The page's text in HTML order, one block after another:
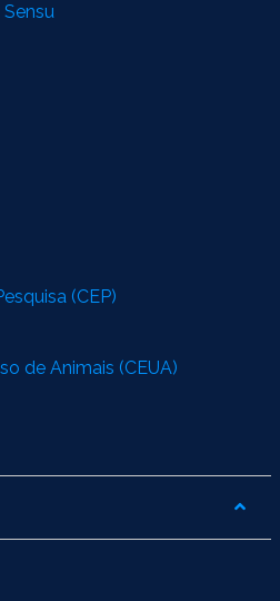
(CEP)
de Animais (CEUA)